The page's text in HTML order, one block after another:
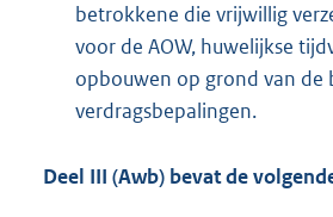
betrokkene die vrijwillig
voor de AOW, huwelijkse
opbouwen op grond van de
verdragsbepalingen.
Deel III (Awb) bevat de